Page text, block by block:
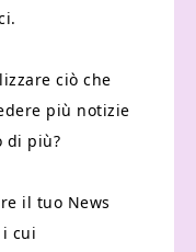
ciò che
più notizie
di più?
il tuo News
cui